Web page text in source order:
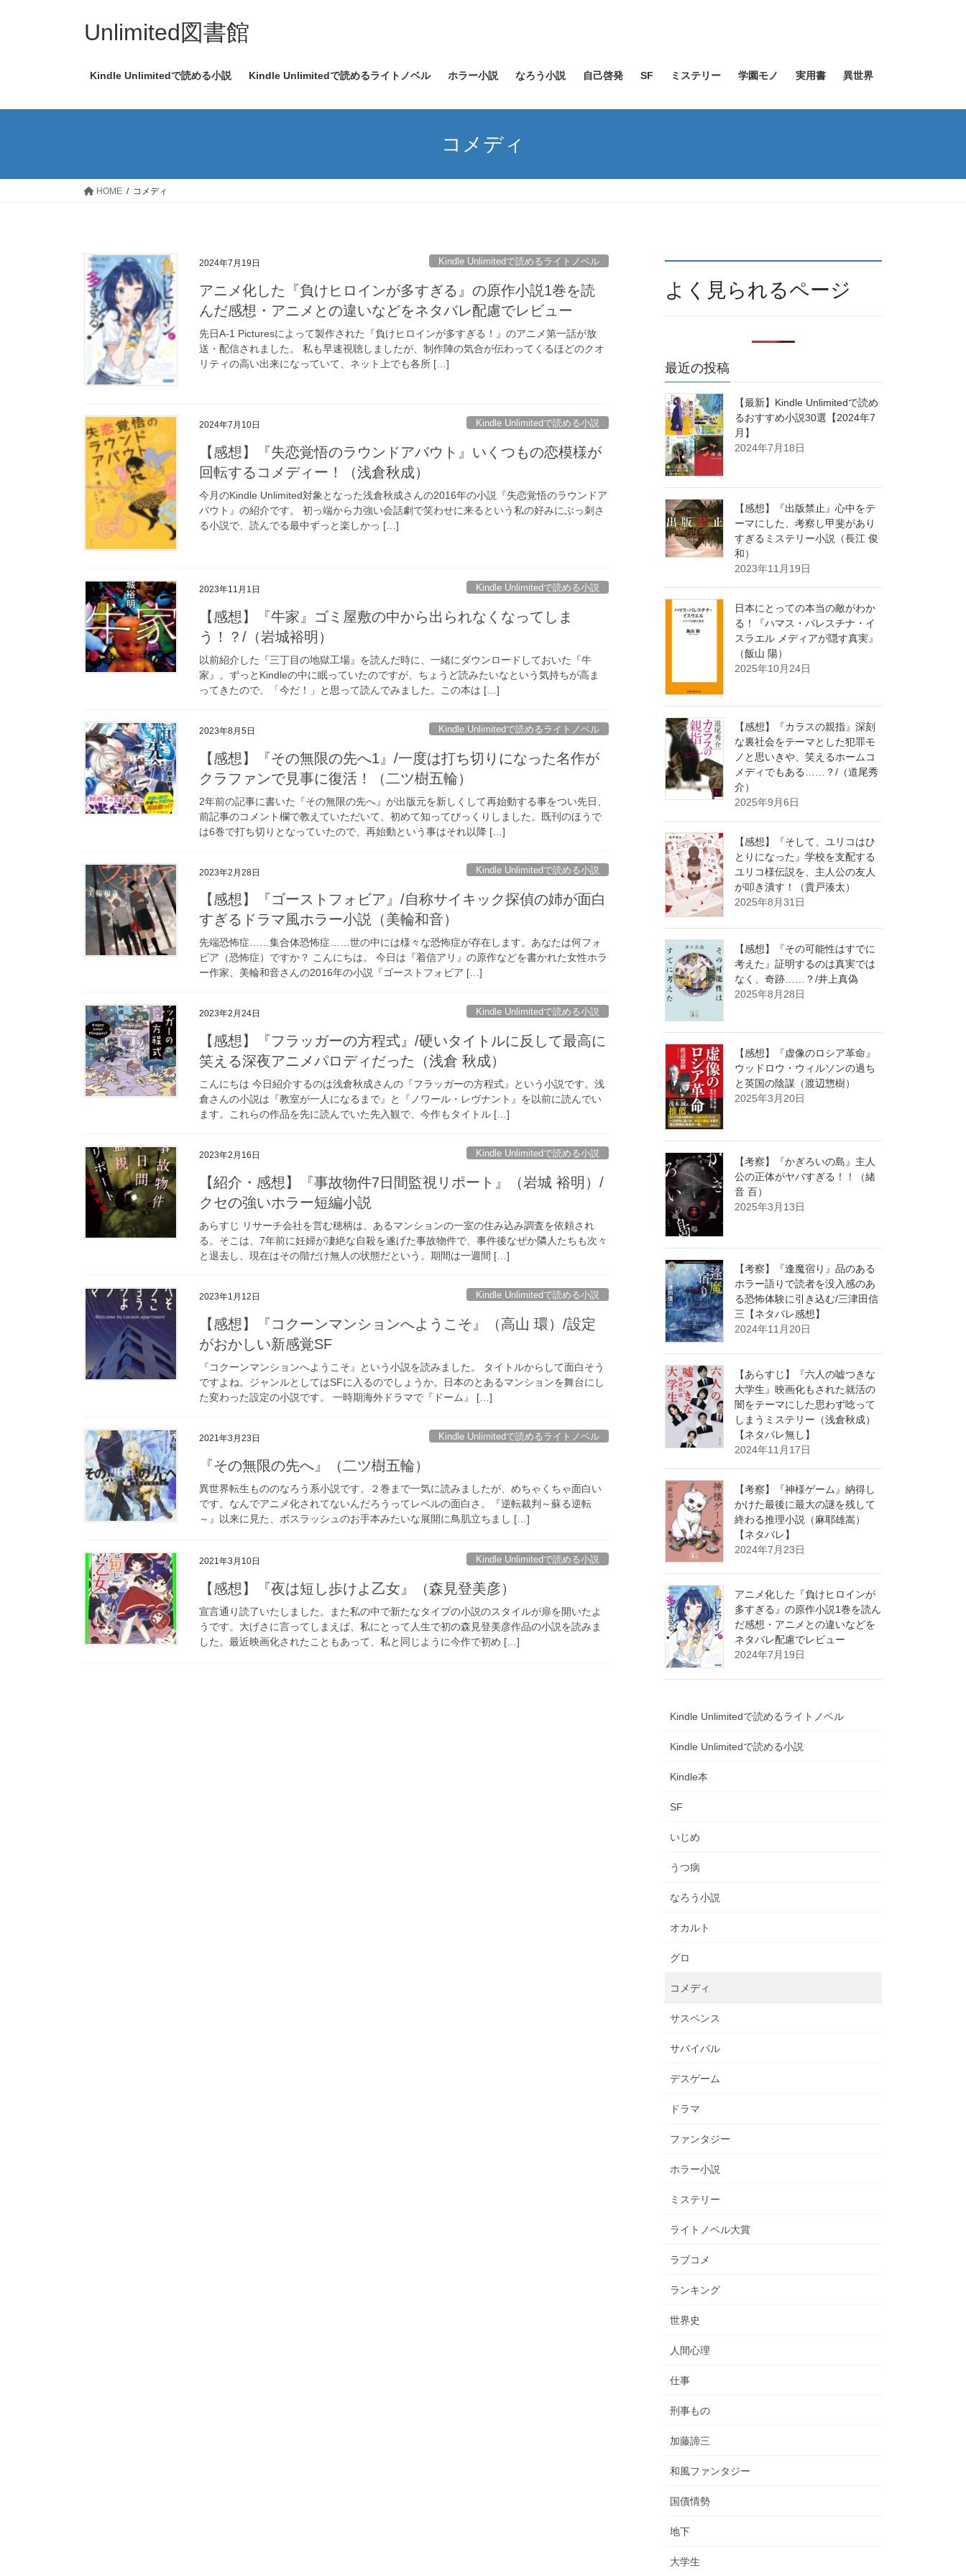
ス
ン
Unlimited図書館
Kindle Unlimitedで読める小説 Kindle Unlimitedで読めるライトノベル ホラー小説 なろう小説 自己啓発 SF ミステリー 学園モノ 実用書 異世界
コメディ
HOME コメディ
2024年7月19日 Kindle Unlimitedで読めるライトノベル
アニメ化した『負けヒロインが多すぎる』の原作小説1巻を読
んだ感想・アニメとの違いなどをネタバレ配慮でレビュー
先日A-1 Picturesによって製作された『負けヒロインが多すぎる！』のアニメ第一話が放
送・配信されました。 私も早速視聴しましたが、制作陣の気合が伝わってくるほどのクオ
リティの高い出来になっていて、ネット上でも各所 […]
2024年7月10日 Kindle Unlimitedで読める小説
【感想】『失恋覚悟のラウンドアバウト』いくつもの恋模様が
回転するコメディー！（浅倉秋成）
今月のKindle Unlimited対象となった浅倉秋成さんの2016年の小説『失恋覚悟のラウンドア
バウト』の紹介です。 初っ端から力強い会話劇で笑わせに来るという私の好みにぶっ刺さ
る小説で、読んでる最中ずっと楽しかっ […]
2023年11月1日 Kindle Unlimitedで読める小説
【感想】『牛家』ゴミ屋敷の中から出られなくなってしま
う！？/（岩城裕明）
以前紹介した『三丁目の地獄工場』を読んだ時に、一緒にダウンロードしておいた『牛
家』。ずっとKindleの中に眠っていたのですが、ちょうど読みたいなという気持ちが高ま
ってきたので、「今だ！」と思って読んでみました。この本は […]
2023年8月5日 Kindle Unlimitedで読めるライトノベル
【感想】『その無限の先へ1』/一度は打ち切りになった名作が
クラファンで見事に復活！（二ツ樹五輪）
2年前の記事に書いた『その無限の先へ』が出版元を新しくして再始動する事をつい先日、
前記事のコメント欄で教えていただいて、初めて知ってびっくりしました。既刊のほうで
は6巻で打ち切りとなっていたので、再始動という事はそれ以降 […]
2023年2月28日 Kindle Unlimitedで読める小説
【感想】『ゴーストフォビア』/自称サイキック探偵の姉が面白
すぎるドラマ風ホラー小説（美輪和音）
先端恐怖症……集合体恐怖症……世の中には様々な恐怖症が存在します。あなたは何フォ
ビア（恐怖症）ですか？ こんにちは。 今日は『着信アリ』の原作などを書かれた女性ホラ
ー作家、美輪和音さんの2016年の小説『ゴーストフォビア […]
2023年2月24日 Kindle Unlimitedで読める小説
【感想】『フラッガーの方程式』/硬いタイトルに反して最高に
笑える深夜アニメパロディだった（浅倉 秋成）
こんにちは 今日紹介するのは浅倉秋成さんの『フラッガーの方程式』という小説です。浅
倉さんの小説は『教室が一人になるまで』と『ノワール・レヴナント』を以前に読んでい
ます。これらの作品を先に読んでいた先入観で、今作もタイトル […]
2023年2月16日 Kindle Unlimitedで読める小説
【紹介・感想】『事故物件7日間監視リポート』（岩城 裕明）/
クセの強いホラー短編小説
あらすじ リサーチ会社を営む穂柄は、あるマンションの一室の住み込み調査を依頼され
る。そこは、7年前に妊婦が凄絶な自殺を遂げた事故物件で、事件後なぜか隣人たちも次々
と退去し、現在はその階だけ無人の状態だという。期間は一週間 […]
2023年1月12日 Kindle Unlimitedで読める小説
【感想】『コクーンマンションへようこそ』（高山 環）/設定
がおかしい新感覚SF
『コクーンマンションへようこそ』という小説を読みました。 タイトルからして面白そう
ですよね。ジャンルとしてはSFに入るのでしょうか。日本のとあるマンションを舞台にし
た変わった設定の小説です。 一時期海外ドラマで『ドーム』 […]
2021年3月23日 Kindle Unlimitedで読めるライトノベル
『その無限の先へ』（二ツ樹五輪）
異世界転生もののなろう系小説です。２巻まで一気に読みましたが、めちゃくちゃ面白い
です。なんでアニメ化されてないんだろうってレベルの面白さ。『逆転裁判～蘇る逆転
～』以来に見た、ボスラッシュのお手本みたいな展開に鳥肌立ちまし […]
2021年3月10日 Kindle Unlimitedで読める小説
【感想】『夜は短し歩けよ乙女』（森見登美彦）
宣言通り読了いたしました。また私の中で新たなタイプの小説のスタイルが扉を開いたよ
うです。大げさに言ってしまえば、私にとって人生で初の森見登美彦作品の小説を読みま
した。最近映画化されたこともあって、私と同じように今作で初め […]
よく見られるページ
最近の投稿
【最新】Kindle Unlimitedで読め
るおすすめ小説30選【2024年7
月】
2024年7月18日
【感想】『出版禁止』心中をテ
ーマにした、考察し甲斐があり
すぎるミステリー小説（長江 俊
和）
2023年11月19日
日本にとっての本当の敵がわか
る！『ハマス・パレスチナ・イ
スラエル メディアが隠す真実』
（飯山 陽）
2025年10月24日
【感想】『カラスの親指』深刻
な裏社会をテーマとした犯罪モ
ノと思いきや、笑えるホームコ
メディでもある……？/（道尾秀
介）
2025年9月6日
【感想】『そして、ユリコはひ
とりになった』学校を支配する
ユリコ様伝説を、主人公の友人
が叩き潰す！（貴戸湊太）
2025年8月31日
【感想】『その可能性はすでに
考えた』証明するのは真実では
なく、奇跡……？/井上真偽
2025年8月28日
【感想】『虚像のロシア革命』
ウッドロウ・ウィルソンの過ち
と英国の陰謀（渡辺惣樹）
2025年3月20日
【考察】『かぎろいの島』主人
公の正体がヤバすぎる！！（緒
音 百）
2025年3月13日
【考察】『逢魔宿り』品のある
ホラー語りで読者を没入感のあ
る恐怖体験に引き込む/三津田信
三【ネタバレ感想】
2024年11月20日
【あらすじ】『六人の嘘つきな
大学生』映画化もされた就活の
闇をテーマにした思わず唸って
しまうミステリー（浅倉秋成）
【ネタバレ無し】
2024年11月17日
【考察】『神様ゲーム』納得し
かけた最後に最大の謎を残して
終わる推理小説（麻耶雄嵩）
【ネタバレ】
2024年7月23日
アニメ化した『負けヒロインが
多すぎる』の原作小説1巻を読ん
だ感想・アニメとの違いなどを
ネタバレ配慮でレビュー
2024年7月19日
Kindle Unlimitedで読めるライトノベル
Kindle Unlimitedで読める小説
Kindle本
SF
いじめ
うつ病
なろう小説
オカルト
グロ
コメディ
サスペンス
サバイバル
デスゲーム
ドラマ
ファンタジー
ホラー小説
ミステリー
ライトノベル大賞
ラブコメ
ランキング
世界史
人間心理
仕事
刑事もの
加藤諦三
和風ファンタジー
国債情勢
地下
大学生